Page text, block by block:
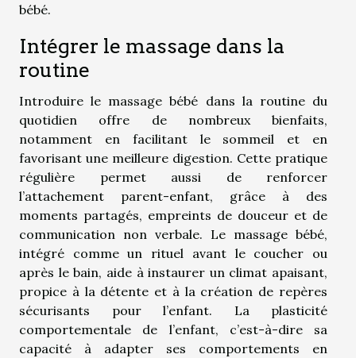
bébé.
Intégrer le massage dans la
routine
Introduire le massage bébé dans la routine du
quotidien offre de nombreux bienfaits,
notamment en facilitant le sommeil et en
favorisant une meilleure digestion. Cette pratique
régulière permet aussi de renforcer
l’attachement parent-enfant, grâce à des
moments partagés, empreints de douceur et de
communication non verbale. Le massage bébé,
intégré comme un rituel avant le coucher ou
après le bain, aide à instaurer un climat apaisant,
propice à la détente et à la création de repères
sécurisants pour l’enfant. La plasticité
comportementale de l’enfant, c’est-à-dire sa
capacité à adapter ses comportements en